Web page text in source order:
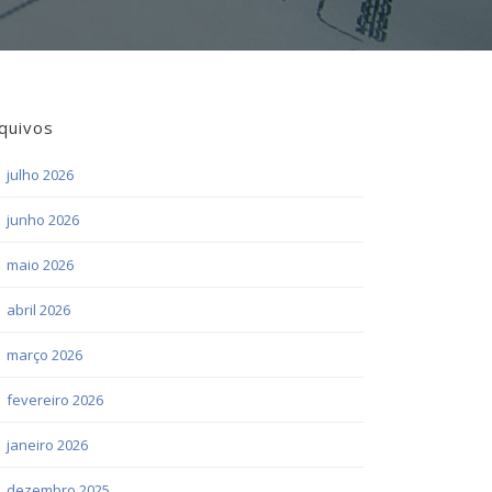
julho 2026
junho 2026
maio 2026
abril 2026
março 2026
fevereiro 2026
janeiro 2026